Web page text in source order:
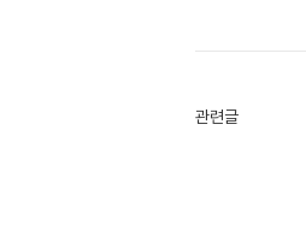
관련글